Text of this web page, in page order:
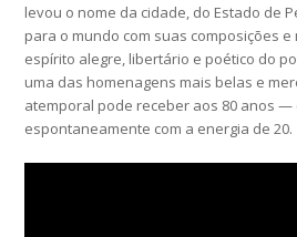
levou o nome da cidade, do Estado de
para o mundo com suas composições
espírito alegre, libertário e poético do
uma das homenagens mais belas e
atemporal pode receber aos 80 anos —
espontaneamente com a energia de 20.